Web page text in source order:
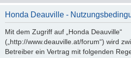
Honda Deauville -
Mit dem Zugriff auf „Honda Deauville“
(„http://www.deauville.at/forum“) wird
Betreiber ein Vertrag mit folgenden